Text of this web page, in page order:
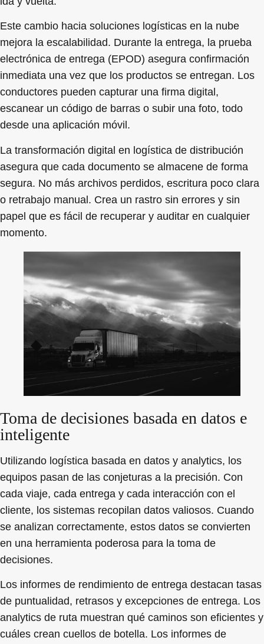
Este cambio hacia soluciones logísticas en la nube
mejora la escalabilidad. Durante la entrega, la prueba
electrónica de entrega (EPOD) asegura confirmación
inmediata una vez que los productos se entregan. Los
conductores pueden capturar una firma digital,
escanear un código de barras o subir una foto, todo
desde una aplicación móvil.
La transformación digital en logística de distribución
asegura que cada documento se almacene de forma
segura. No más archivos perdidos, escritura poco clara
o retrabajo manual. Crea un rastro sin errores y sin
papel que es fácil de recuperar y auditar en cualquier
momento.
Toma de decisiones basada en datos e
inteligente
Utilizando logística basada en datos y analytics, los
equipos pasan de las conjeturas a la precisión. Con
cada viaje, cada entrega y cada interacción con el
cliente, los sistemas recopilan datos valiosos. Cuando
se analizan correctamente, estos datos se convierten
en una herramienta poderosa para la toma de
decisiones.
Los informes de rendimiento de entrega destacan tasas
de puntualidad, retrasos y excepciones de entrega. Los
analytics de ruta muestran qué caminos son eficientes y
cuáles crean cuellos de botella. Los informes de